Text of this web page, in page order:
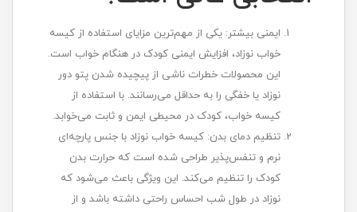
ایمنی بیشتر: یکی از مهم‌ترین مزایای استفاده از کیسه
خواب نوزاد، افزایش ایمنی کودک در هنگام خواب است.
این محصولات خطرات ناشی از پیچیده شدن پتو دور
نوزاد یا خفگی را به حداقل می‌رسانند. با استفاده از
کیسه خواب، کودک در محیطی ایمن و ثابت می‌خوابد.
تنظیم دمای بدن: کیسه خواب نوزاد با جنس پارچه‌ای
نرم و تنفس‌پذیر طراحی شده است که حرارت بدن
کودک را تنظیم می‌کند. این ویژگی باعث می‌شود که
نوزاد در طول شب احساس راحتی داشته باشد و از